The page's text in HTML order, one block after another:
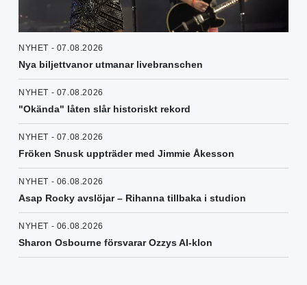
NYHET - 07.08.2026
Nya biljettvanor utmanar livebranschen
NYHET - 07.08.2026
"Okända" låten slår historiskt rekord
NYHET - 07.08.2026
Fröken Snusk uppträder med Jimmie Åkesson
NYHET - 06.08.2026
Asap Rocky avslöjar – Rihanna tillbaka i studion
NYHET - 06.08.2026
Sharon Osbourne försvarar Ozzys AI-klon